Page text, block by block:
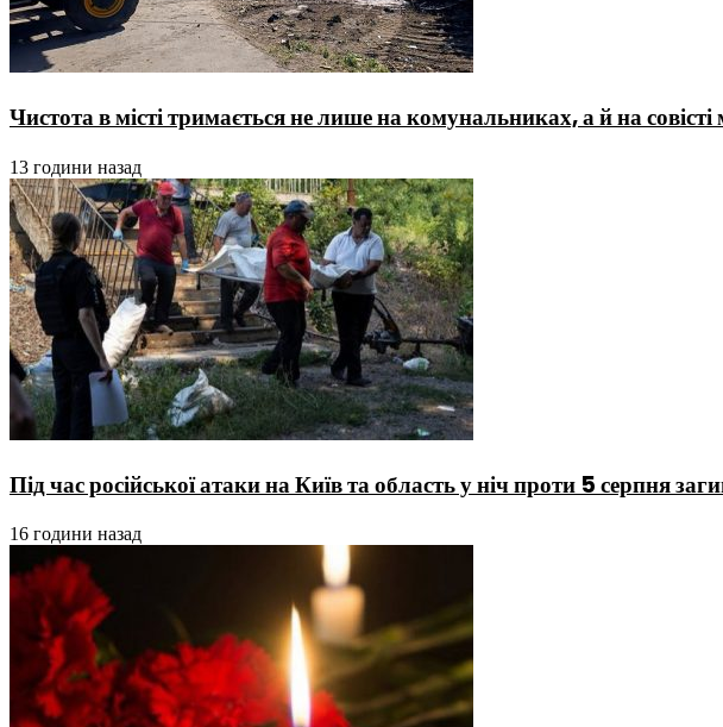
Чистота в місті тримається не лише на комунальниках, а й на совісті
13 години назад
Під час російської атаки на Київ та область у ніч проти 5 серпня
16 години назад